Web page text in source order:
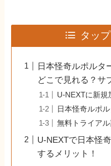
タッ
日本怪奇ルポルタ
どこで見れる？サ
U-NEXTに新規
日本怪奇ルポ
無料トライア
U-NEXTで日本怪
するメリット！